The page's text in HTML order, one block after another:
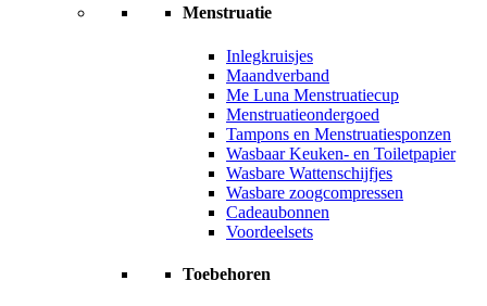
Menstruatie
Inlegkruisjes
Maandverband
Me Luna Menstruatiecup
Menstruatieondergoed
Tampons en Menstruatiesponzen
Wasbaar Keuken- en Toiletpapier
Wasbare Wattenschijfjes
Wasbare zoogcompressen
Cadeaubonnen
Voordeelsets
Toebehoren